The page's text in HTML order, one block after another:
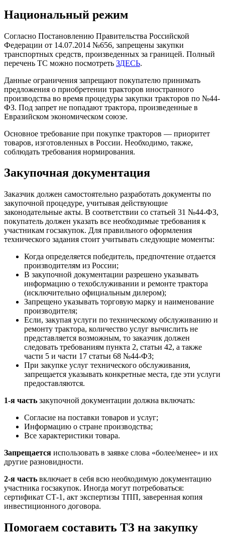
Национальный режим
Согласно Постановлению Правительства Российской
Федерации от 14.07.2014 №656, запрещены закупки
транспортных средств, произведенных за границей. Полный
перечень ТС можно посмотреть ЗДЕСЬ.
Данные ограничения запрещают покупателю принимать
предложения о приобретении тракторов иностранного
производства во время процедуры закупки тракторов по №44-
ФЗ. Под запрет не попадают трактора, произведенные в
Евразийском экономическом союзе.
Основное требование при покупке тракторов — приоритет
товаров, изготовленных в России. Необходимо, также,
соблюдать требования нормирования.
Закупочная документация
Заказчик должен самостоятельно разработать документы по
закупочной процедуре, учитывая действующие
законодательные акты. В соответствии со статьей 31 №44-ФЗ,
покупатель должен указать все необходимые требования к
участникам госзакупок. Для правильного оформления
технического задания стоит учитывать следующие моменты:
Когда определяется победитель, предпочтение отдается
производителям из России;
В закупочной документации разрешено указывать
информацию о техобслуживании и ремонте трактора
(исключительно официальным дилером);
Запрещено указывать торговую марку и наименование
производителя;
Если, закупая услуги по техническому обслуживанию и
ремонту трактора, количество услуг вычислить не
представляется возможным, то заказчик должен
следовать требованиям пункта 2, статьи 42, а также
части 5 и части 17 статьи 68 №44-ФЗ;
При закупке услуг технического обслуживания,
запрещается указывать конкретные места, где эти услуги
предоставляются.
1-я часть закупочной документации должна включать:
Согласие на поставки товаров и услуг;
Информацию о стране производства;
Все характеристики товара.
Запрещается использовать в заявке слова «более/менее» и их
другие разновидности.
2-я часть включает в себя всю необходимую документацию
участника госзакупок. Иногда могут потребоваться:
сертификат СТ-1, акт экспертизы ТПП, заверенная копия
инвестиционного договора.
Помогаем составить ТЗ на закупку